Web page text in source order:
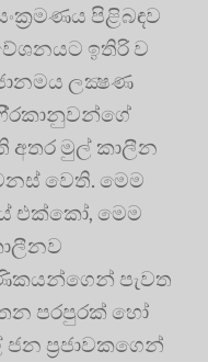
පිළිබඳව
ඉතිරි ව
ලක්‍ෂණ
අතර මුල් කාලීන
වෙති. මෙම
එක්කෝ, මෙම
පැවත
පරපුරක් හෝ
ප‍්‍රජාවකගෙන්